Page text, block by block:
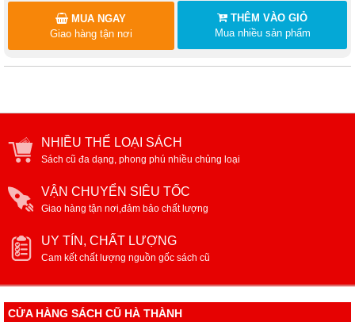
THÊM VÀO GIỎ
Mua nhiều sản phẩm
MUA NGAY
Giao hàng tận nơi
NHIỀU THỂ LOẠI SÁCH
Sách cũ đa dạng, phong phú nhiều chủng loại
VẬN CHUYỂN SIÊU TỐC
Giao hàng tận nơi,đảm bảo chất lượng
UY TÍN, CHẤT LƯỢNG
Cam kết chất lượng nguồn gốc sách cũ
CỬA HÀNG SÁCH CŨ HÀ THÀNH